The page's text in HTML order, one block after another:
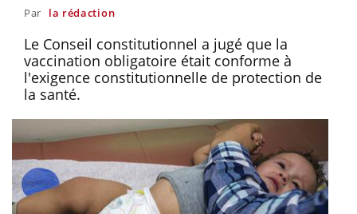
Par la rédaction
Le Conseil constitutionnel a jugé que la
vaccination obligatoire était conforme à
l'exigence constitutionnelle de protection de
la santé.